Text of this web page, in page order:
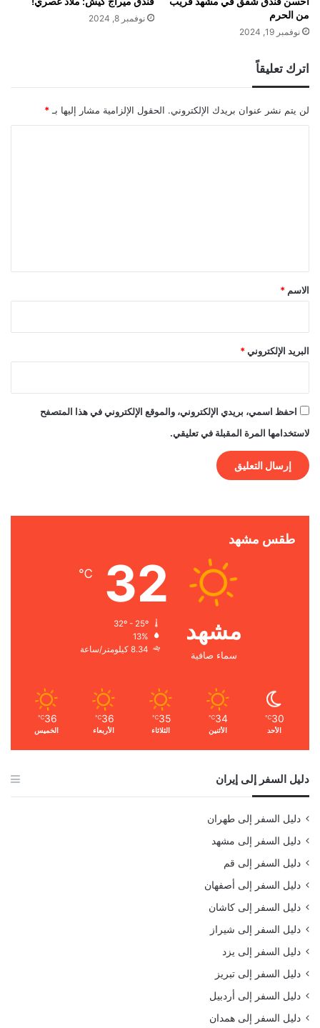
من الحرم
نوفمبر 19, 2024
نوفمبر 8, 2024
اترك تعليقاً
لن يتم نشر عنوان بريدك الإلكتروني. الحقول الإلزامية مشار إليها بـ *
*
الاسم *
البريد الإلكتروني *
احفظ اسمي، بريدي الإلكتروني، والموقع الإلكتروني في هذا المتصفح
لاستخدامها المرة المقبلة في تعليقي.
طقس مشهد
مشهد
سماء صافية
32
℃
13%
8.34 كيلومتر/ساعة
30
℃
الأحد
34
℃
الأثنين
35
℃
الثلاثاء
36
℃
الأربعاء
36
℃
الخميس
دليل السفر إلى إيران
دليل السفر إلى طهران
دليل السفر إلى مشهد
دليل السفر إلى قم
دليل السفر إلى أصفهان
دليل السفر إلى كاشان
دليل السفر إلى شيراز
دليل السفر إلى يزد
دليل السفر إلى تبريز
دليل السفر إلى أردبيل
دليل السفر إلى همدان